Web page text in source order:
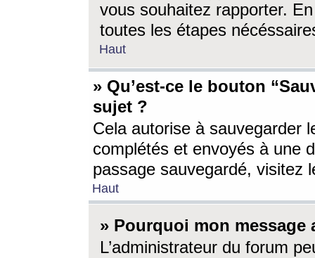
vous souhaitez rapporter.
toutes les étapes
Haut
» Qu’est-ce le bouton
sujet ?
Cela autorise à sauvegarder
complétés et envoyés à une
passage sauvegardé, visitez
Haut
» Pourquoi mon message
L’administrateur du forum